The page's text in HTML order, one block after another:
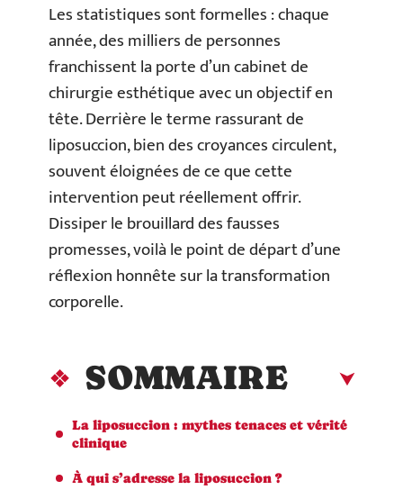
Les statistiques sont formelles : chaque
année, des milliers de personnes
franchissent la porte d’un cabinet de
chirurgie esthétique avec un objectif en
tête. Derrière le terme rassurant de
liposuccion, bien des croyances circulent,
souvent éloignées de ce que cette
intervention peut réellement offrir.
Dissiper le brouillard des fausses
promesses, voilà le point de départ d’une
réflexion honnête sur la transformation
corporelle.
SOMMAIRE
La liposuccion : mythes tenaces et vérité
clinique
À qui s’adresse la liposuccion ?